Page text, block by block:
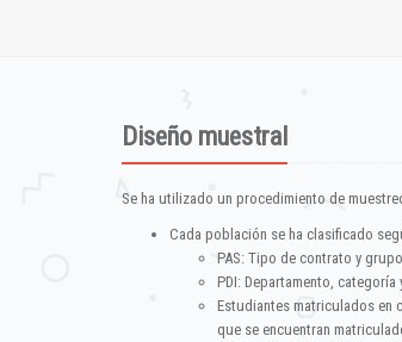
Diseño muestral
Se ha utilizado un procedimiento de
Cada población se ha clasificado
PAS: Tipo de contrato y grupo
PDI: Departamento, categoría
Estudiantes matriculados en
que se encuentran